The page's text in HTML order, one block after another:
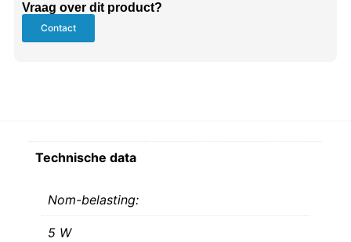
Vraag over dit product?
Contact
Technische data
Nom-belasting:
5 W